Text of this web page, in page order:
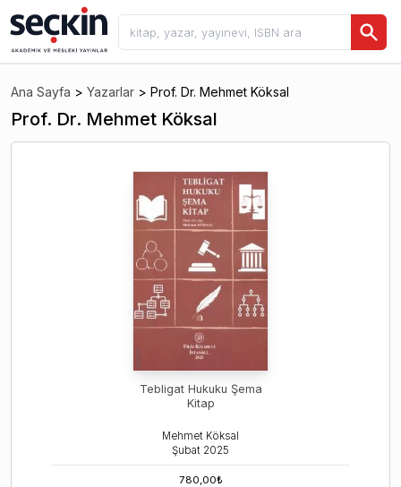
Ana Sayfa > Yazarlar > Prof. Dr. Mehmet Köksal
Prof. Dr. Mehmet Köksal
Tebligat Hukuku Şema
Kitap
Mehmet Köksal
Şubat 2025
780,00₺